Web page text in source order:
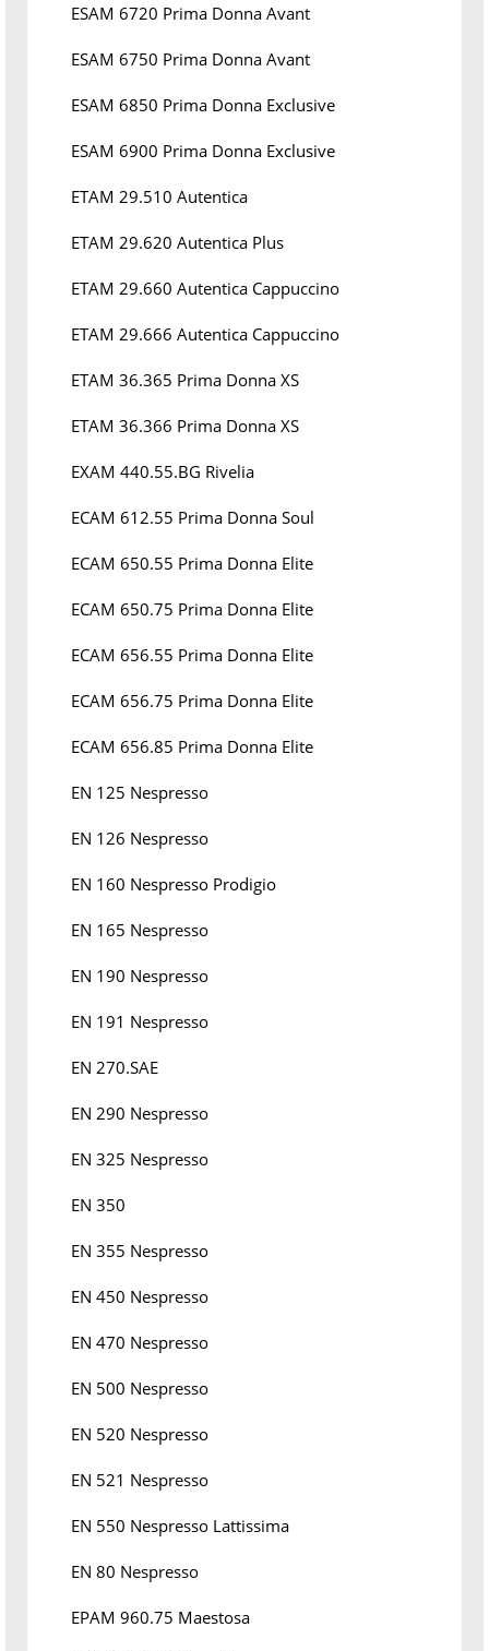
ESAM 6720 Prima Donna Avant
ESAM 6750 Prima Donna Avant
ESAM 6850 Prima Donna Exclusive
ESAM 6900 Prima Donna Exclusive
ETAM 29.510 Autentica
ETAM 29.620 Autentica Plus
ETAM 29.660 Autentica Cappuccino
ETAM 29.666 Autentica Cappuccino
ETAM 36.365 Prima Donna XS
ETAM 36.366 Prima Donna XS
EXAM 440.55.BG Rivelia
ECAM 612.55 Prima Donna Soul
ECAM 650.55 Prima Donna Elite
ECAM 650.75 Prima Donna Elite
ECAM 656.55 Prima Donna Elite
ECAM 656.75 Prima Donna Elite
ECAM 656.85 Prima Donna Elite
EN 125 Nespresso
EN 126 Nespresso
EN 160 Nespresso Prodigio
EN 165 Nespresso
EN 190 Nespresso
EN 191 Nespresso
EN 270.SAE
EN 290 Nespresso
EN 325 Nespresso
EN 350
EN 355 Nespresso
EN 450 Nespresso
EN 470 Nespresso
EN 500 Nespresso
EN 520 Nespresso
EN 521 Nespresso
EN 550 Nespresso Lattissima
EN 80 Nespresso
EPAM 960.75 Maestosa